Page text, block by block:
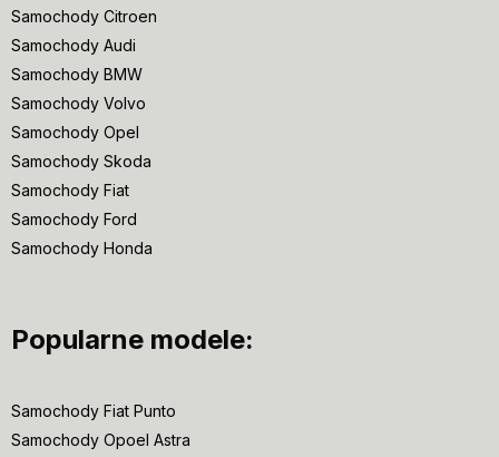
Samochody Citroen
Samochody Audi
Samochody BMW
Samochody Volvo
Samochody Opel
Samochody Skoda
Samochody Fiat
Samochody Ford
Samochody Honda
Popularne modele:
Samochody Fiat Punto
Samochody Opoel Astra